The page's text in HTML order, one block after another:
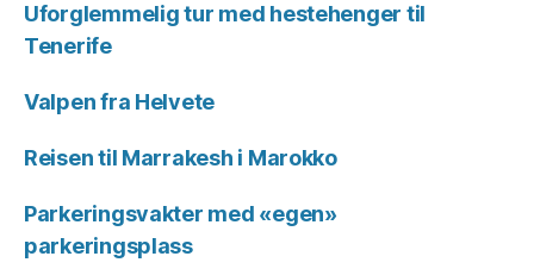
Uforglemmelig tur med hestehenger til
Tenerife
Valpen fra Helvete
Reisen til Marrakesh i Marokko
Parkeringsvakter med «egen»
parkeringsplass